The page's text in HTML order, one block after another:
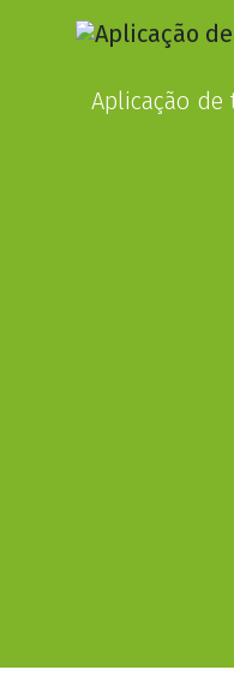
Aplicação de